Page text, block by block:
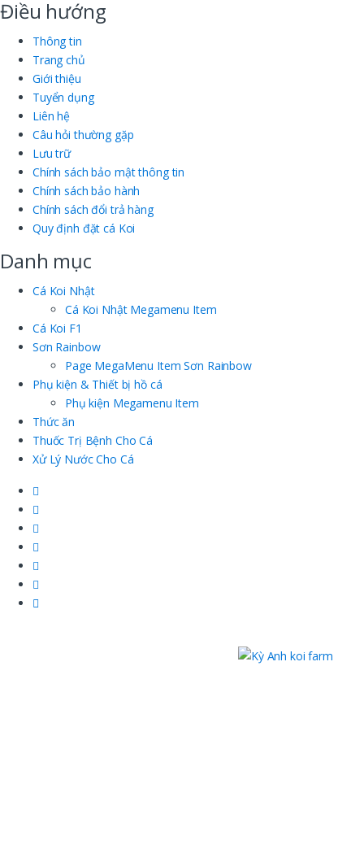
Điều hướng
Thông tin
Trang chủ
Giới thiệu
Tuyển dụng
Liên hệ
Câu hỏi thường gặp
Lưu trữ
Chính sách bảo mật thông tin
Chính sách bảo hành
Chính sách đổi trả hàng
Quy định đặt cá Koi
Danh mục
Cá Koi Nhật
Cá Koi Nhật Megamenu Item
Cá Koi F1
Sơn Rainbow
Page MegaMenu Item Sơn Rainbow
Phụ kiện & Thiết bị hồ cá
Phụ kiện Megamenu Item
Thức ăn
Thuốc Trị Bệnh Cho Cá
Xử Lý Nước Cho Cá